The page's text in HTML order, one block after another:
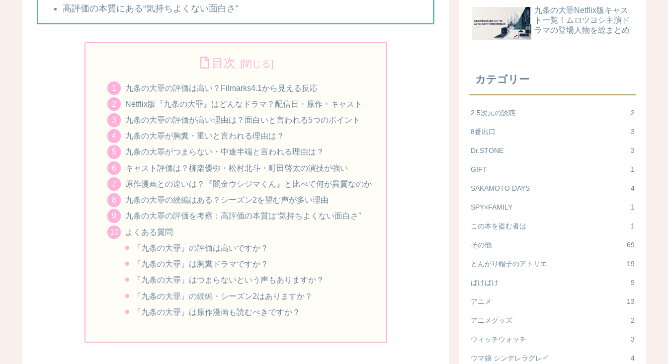
高評価の本質にある“気持ちよくない面白さ”
目次
九条の大罪の評価は高い？Filmarks4.1から見える反応
Netflix版『九条の大罪』はどんなドラマ？配信日・原作・キャスト
九条の大罪の評価が高い理由は？面白いと言われる5つのポイント
九条の大罪が胸糞・重いと言われる理由は？
九条の大罪がつまらない・中途半端と言われる理由は？
キャスト評価は？柳楽優弥・松村北斗・町田啓太の演技が強い
原作漫画との違いは？『闇金ウシジマくん』と比べて何が異質なのか
九条の大罪の続編はある？シーズン2を望む声が多い理由
九条の大罪の評価を考察：高評価の本質は“気持ちよくない面白さ”
よくある質問
『九条の大罪』の評価は高いですか？
『九条の大罪』は胸糞ドラマですか？
『九条の大罪』はつまらないという声もありますか？
『九条の大罪』の続編・シーズン2はありますか？
『九条の大罪』は原作漫画も読むべきですか？
九条の大罪Netflix版キャス
ト一覧！ムロツヨシ主演ド
ラマの登場人物を総まとめ
カテゴリー
2.5次元の誘惑 2
8番出口 3
Dr.STONE 3
GIFT 1
SAKAMOTO DAYS 4
SPY×FAMILY 1
この本を盗む者は 1
その他 69
とんがり帽子のアトリエ 19
ばけばけ 9
アニメ 13
アニメグッズ 2
ウィッチウォッチ 3
ウマ娘 シンデレラグレイ 4